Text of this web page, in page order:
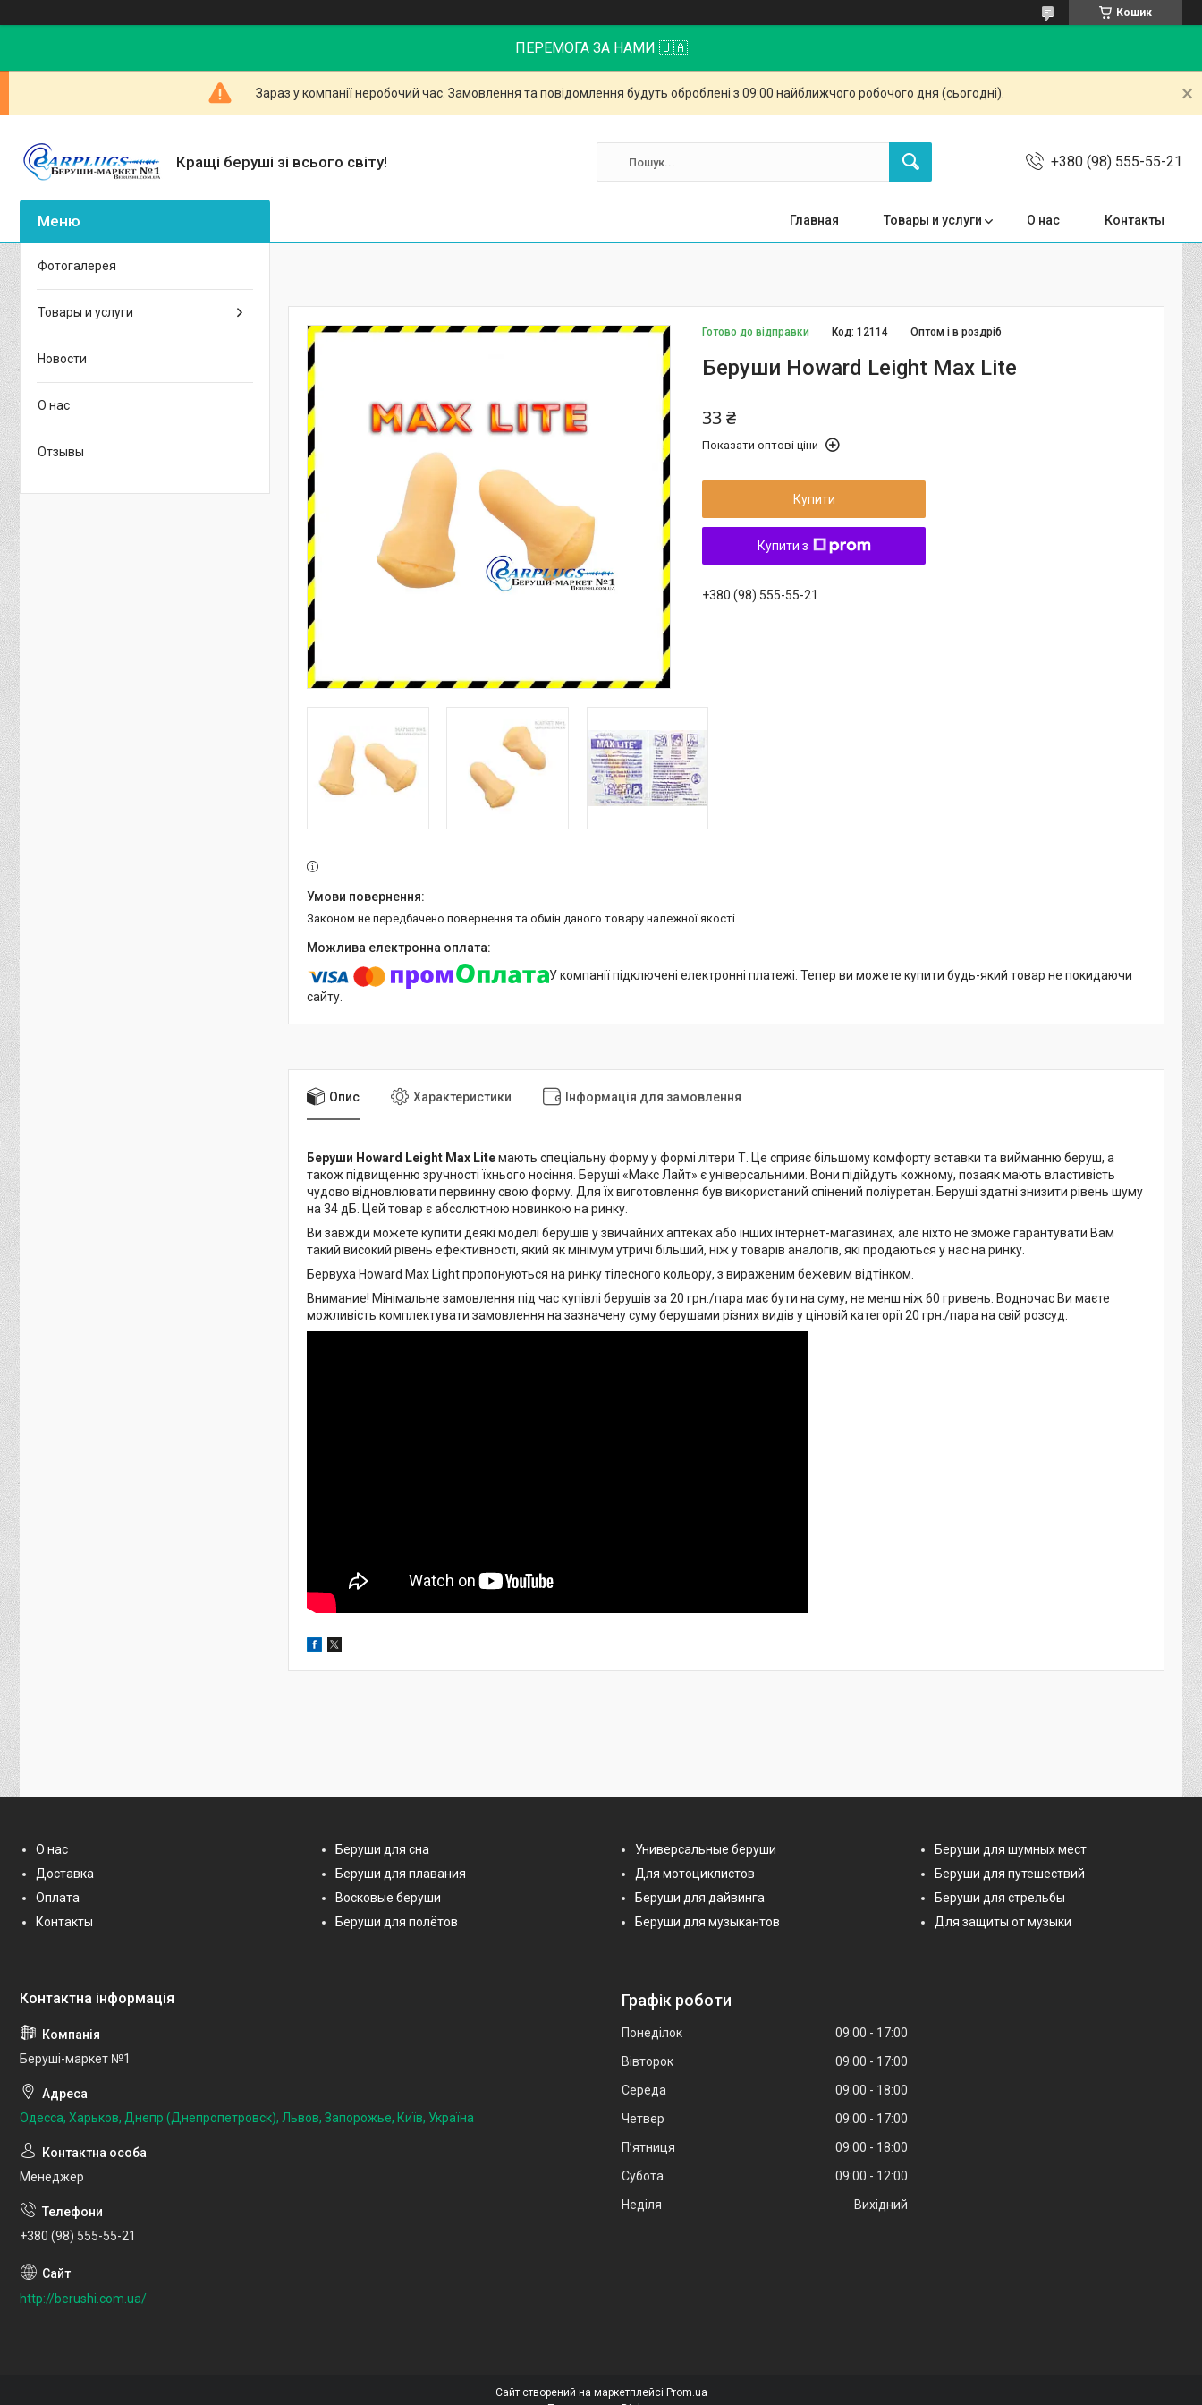
Кошик
ПЕРЕМОГА ЗА НАМИ 🇺🇦
Зараз у компанії неробочий час. Замовлення та повідомлення будуть оброблені з 09:00 найближчого робочого дня (сьогодні).
Кращі беруші зі всього світу! +380 (98) 555-55-21
Главная Товары и услуги О нас Контакты
Готово до відправки Оптом і в роздріб
Код:12114
Беруши Howard Leight Max Lite
33 ₴
Показати оптові ціни
Купити
Купити з
+380 (98) 555-55-21
Законом не передбачено повернення та обмін даного товару належної якості
У компанії підключені електронні платежі. Тепер ви можете купити будь-який товар не покидаючи
сайту.
Опис Характеристики Інформація для замовлення
Беруши Howard Leight Max Liteмають спеціальну форму у формі літери Т. Це сприяє більшому комфорту вставки та вийманню беруш, а
також підвищенню зручності їхнього носіння. Беруші «Макс Лайт» є універсальними. Вони підійдуть кожному, позаяк мають властивість
чудово відновлювати первинну свою форму. Для їх виготовлення був використаний спінений поліуретан. Беруші здатні знизити рівень шуму
на 34 дБ. Цей товар є абсолютною новинкою на ринку.
Ви завжди можете купити деякі моделі берушів у звичайних аптеках або інших інтернет-магазинах, але ніхто не зможе гарантувати Вам
такий високий рівень ефективності, який як мінімум утричі більший, ніж у товарів аналогів, які продаються у нас на ринку.
Бервуха Howard Max Light пропонуються на ринку тілесного кольору, з вираженим бежевим відтінком.
Внимание! Мінімальне замовлення під час купівлі берушів за 20 грн./пара має бути на суму, не менш ніж 60 гривень. Водночас Ви маєте
можливість комплектувати замовлення на зазначену суму берушами різних видів у ціновій категорії 20 грн./пара на свій розсуд.
Фотогалерея
Товары и услуги
Новости
О нас
Отзывы
О нас
Доставка
Оплата
Контакты
Беруши для сна
Беруши для плавания
Восковые беруши
Беруши для полётов
Универсальные беруши
Для мотоциклистов
Беруши для дайвинга
Беруши для музыкантов
Беруши для шумных мест
Беруши для путешествий
Беруши для стрельбы
Для защиты от музыки
Беруші-маркет №1
Одесса, Харьков, Днепр (Днепропетровск), Львов, Запорожье, Київ, Україна
Менеджер
+380 (98) 555-55-21
http://berushi.com.ua/
Графік роботи
Понеділок 09:00
17:00
Вівторок
09:00
17:00
Середа
09:00
18:00
Четвер
09:00
17:00
Пʼятниця
09:00
18:00
Субота
09:00
12:00
Неділя
Вихідний
Сайт створений на маркетплейсі Prom.ua